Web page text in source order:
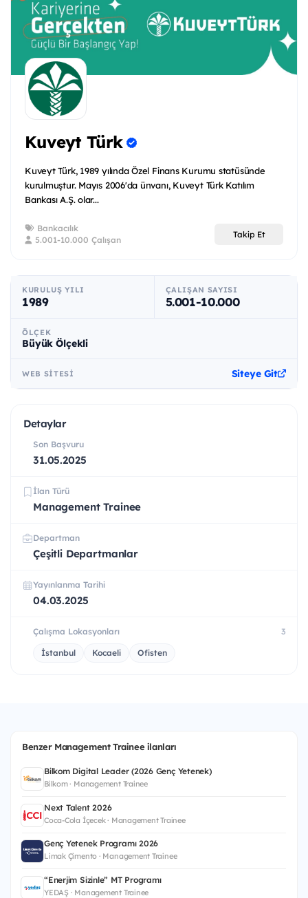
Kuveyt Türk
Kuveyt Türk, 1989 yılında Özel Finans Kurumu statüsünde
kurulmuştur. Mayıs 2006'da ünvanı, Kuveyt Türk Katılım
Bankası A.Ş. olar...
Bankacılık
5.001-10.000 Çalışan
Takip Et
KURULUŞ YILI
1989
ÇALIŞAN SAYISI
5.001-10.000
ÖLÇEK
Büyük Ölçekli
WEB SITESI Siteye Git
Detaylar
Son Başvuru
31.05.2025
İlan Türü
Management Trainee
Departman
Çeşitli Departmanlar
Yayınlanma Tarihi
04.03.2025
Çalışma Lokasyonları 3
İstanbul Kocaeli Ofisten
Benzer Management Trainee ilanları
Bilkom Digital Leader (2026 Genç Yetenek)
Bilkom · Management Trainee
Next Talent 2026
Coca-Cola İçecek · Management Trainee
Genç Yetenek Programı 2026
Limak Çimento · Management Trainee
“Enerjim Sizinle” MT Programı
YEDAŞ · Management Trainee